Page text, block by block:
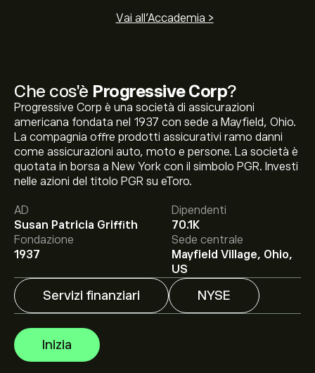
Che cos'è Progressive Corp?
Progressive Corp è una società di assicurazioni
americana fondata nel 1937 con sede a Mayfield, Ohio.
La compagnia offre prodotti assicurativi ramo danni
come assicurazioni auto, moto e persone. La società è
quotata in borsa a New York con il simbolo PGR. Investi
nelle azioni del titolo PGR su eToro.
AD
Susan Patricia Griffith
Dipendenti
70.1K
Fondazione
1937
Sede centrale
Mayfield Village, Ohio,
US
Servizi finanziari NYSE
Inizia
Vai all'Accademia >
Il prezzo attuale delle azioni PGR è di 215.33‎$‎.
Il target di prezzo medio per le azioni Progressive Corp è
su eToro per previsioni dettagliate
degli analisti e obiettivi di prezzo.
Gli analisti offrono previsioni per le azioni Progressive
Corp basate su tendenze di mercato, rapporti finanziari
e crescita prevista. Consulta le previsioni recenti per i
futuri movimenti dei prezzi.